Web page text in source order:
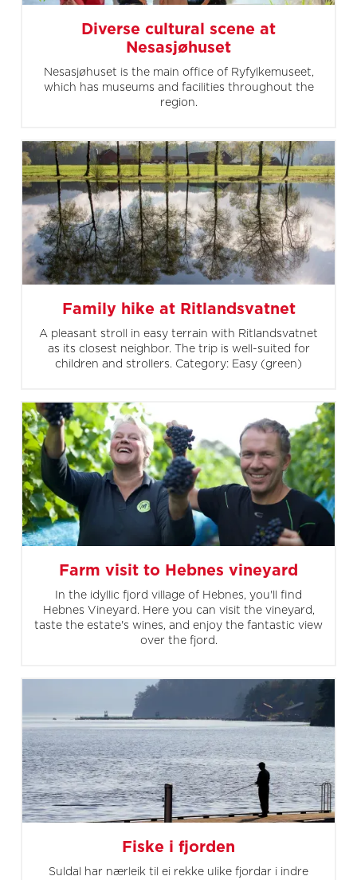
Diverse cultural scene at
Nesasjøhuset
Nesasjøhuset is the main office of Ryfylkemuseet,
which has museums and facilities throughout the
region.
Family hike at Ritlandsvatnet
A pleasant stroll in easy terrain with Ritlandsvatnet
as its closest neighbor. The trip is well-suited for
children and strollers. Category: Easy (green)
Farm visit to Hebnes vineyard
In the idyllic fjord village of Hebnes, you'll find
Hebnes Vineyard. Here you can visit the vineyard,
taste the estate's wines, and enjoy the fantastic view
over the fjord.
Fiske i fjorden
Suldal har nærleik til ei rekke ulike fjordar i indre